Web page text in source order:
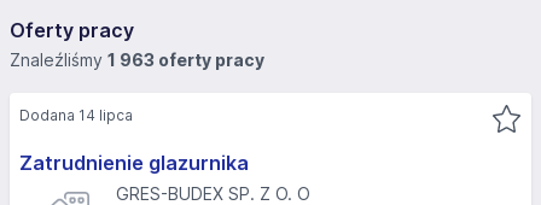
Oferty pracy
Znaleźliśmy 1 963 oferty pracy
Zatrudnienie glazurnika
GRES-BUDEX SP. Z O. O
Dodana 14 lipca